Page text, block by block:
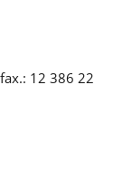
12 386 22